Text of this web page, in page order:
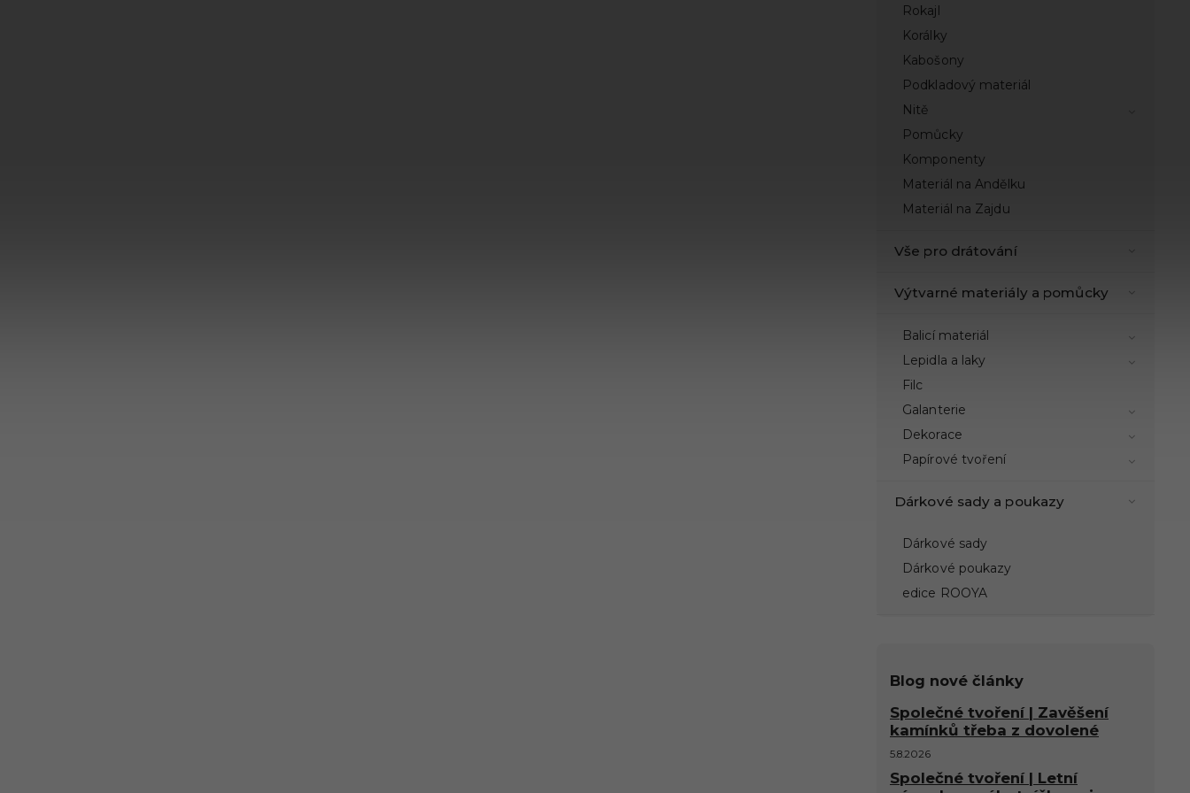
Rokajl
Korálky
Kabošony
Podkladový materiál
Nitě
Pomůcky
Komponenty
Materiál na Andělku
Materiál na Zajdu
Vše pro drátování
Výtvarné materiály a pomůcky
Balicí materiál
Lepidla a laky
Filc
Galanterie
Dekorace
Papírové tvoření
Dárkové sady a poukazy
Dárkové sady
Dárkové poukazy
edice ROOYA
Blog nové články
Společné tvoření | Zavěšení
kamínků třeba z dovolené
5.8.2026
Společné tvoření | Letní